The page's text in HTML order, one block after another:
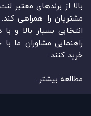
بالا از برندهای معتبر
مشتریان را همراهی
انتخابی بسیار بالا و
راهنمایی مشاوران ما
خرید کنند.
مطالعه بیشتر...